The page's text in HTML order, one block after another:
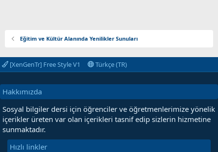
Eğitim ve Kültür Alanında Yenilikler Sunuları
[XenGenTr] Free Style V1 Türkçe (TR)
Hakkımızda
Sosyal bilgiler dersi için öğrenciler ve öğretmenlerimize yönelik
içerikler üreten var olan içerikleri tasnif edip sizlerin hizmetine
sunmaktadır.
Hızlı linkler